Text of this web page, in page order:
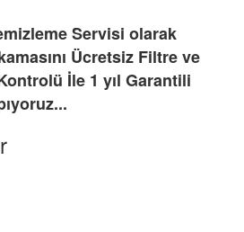
Servisi olarak
Ücretsiz Filtre ve
İle 1 yıl Garantili